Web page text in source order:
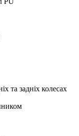
та задніх колесах